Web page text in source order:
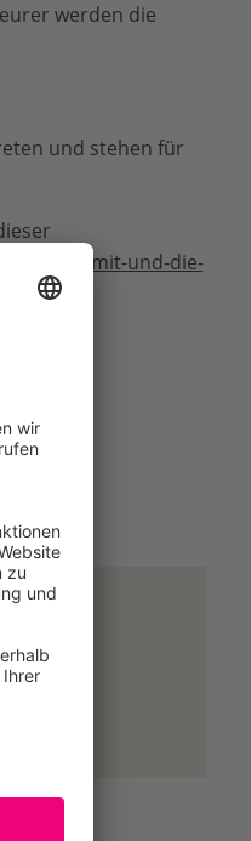
werden die
und stehen für
summit-und-die-